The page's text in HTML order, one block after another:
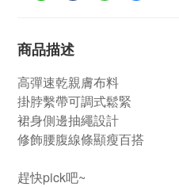
商品描述
高彈速乾親膚布料
掛脖繫帶可調式鬆緊
裙身側邊抽繩設計
修飾腰腹線條顯瘦百搭
趕快pick吧~